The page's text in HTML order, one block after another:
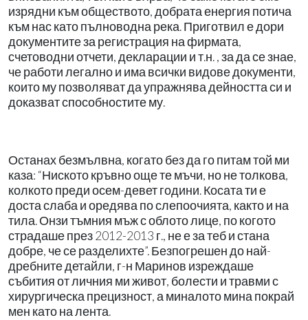
изрядни към обществото, добрата енергия потича
към нас като пълноводна река. Приготвил е дори
документите за регистрация на фирмата,
счетоводни отчети, декларации и т.н. , за да се знае,
че работи легално и има всички видове документи,
които му позволяват да упражнява дейността си и
доказват способностите му.
Останах безмълвна, когато без да го питам той ми
каза: “Ниското кръвно още те мъчи, но не толкова,
колкото преди осем-девет години. Косата ти е
доста слаба и оредява по слепоочията, както и на
тила. Онзи тъмния мъж с облото лице, по когото
страдаше през 2012-2013 г., не е за теб и стана
добре, че се разделихте”. Безпогрешен до най-
дребните детайли, г-н Маринов изреждаше
събития от личния ми живот, болести и травми с
хирургическа прецизност, а миналото мина покрай
мен като на лента.